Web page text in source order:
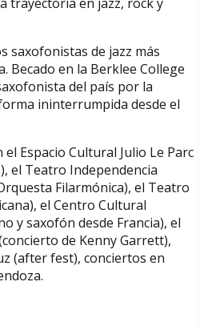
saxofonistas de jazz más
Becado en la Berklee College
del país por la
ininterrumpida desde el
Espacio Cultural Julio Le Parc
el Teatro Independencia
Filarmónica), el Teatro
el Centro Cultural
y saxofón desde Francia), el
de Kenny Garrett),
(after fest), conciertos en